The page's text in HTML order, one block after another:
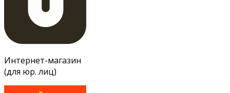
Интернет-магазин
(для юр. лиц)